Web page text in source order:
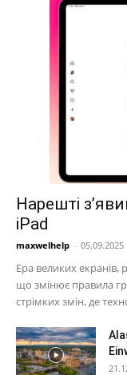
Нарешті
iPad
maxwelhelp - 05.09.2025
Ера великих екранів,
що змінює правила
стрімких змін, де